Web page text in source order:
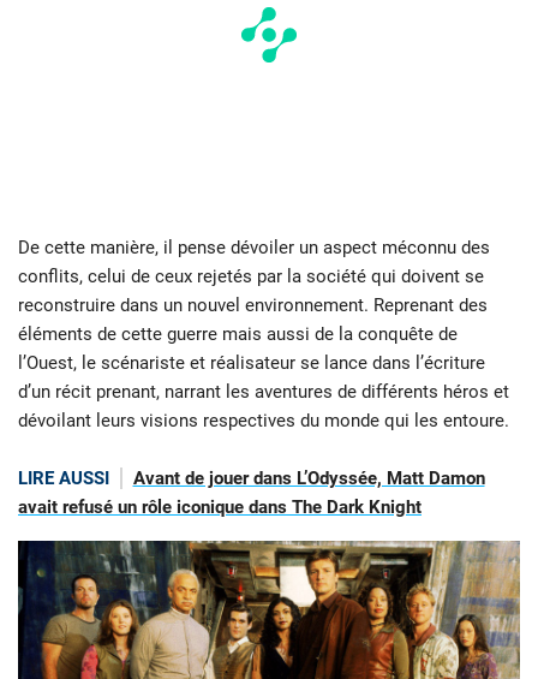
De cette manière, il pense dévoiler un aspect méconnu des
conflits, celui de ceux rejetés par la société qui doivent se
reconstruire dans un nouvel environnement. Reprenant des
éléments de cette guerre mais aussi de la conquête de
l’Ouest, le scénariste et réalisateur se lance dans l’écriture
d’un récit prenant, narrant les aventures de différents héros et
dévoilant leurs visions respectives du monde qui les entoure.
LIRE AUSSI
Avant de jouer dans L’Odyssée, Matt Damon
avait refusé un rôle iconique dans The Dark Knight